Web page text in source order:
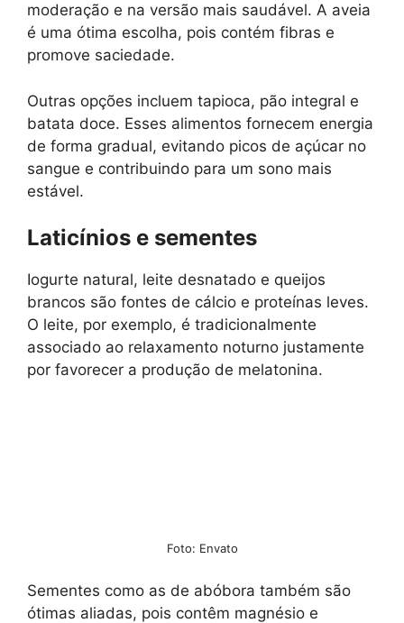
moderação e na versão mais saudável. A aveia
é uma ótima escolha, pois contém fibras e
promove saciedade.
Outras opções incluem tapioca, pão integral e
batata doce. Esses alimentos fornecem energia
de forma gradual, evitando picos de açúcar no
sangue e contribuindo para um sono mais
estável.
Laticínios e sementes
Iogurte natural, leite desnatado e queijos
brancos são fontes de cálcio e proteínas leves.
O leite, por exemplo, é tradicionalmente
associado ao relaxamento noturno justamente
por favorecer a produção de melatonina.
Foto: Envato
Sementes como as de abóbora também são
ótimas aliadas, pois contêm magnésio e